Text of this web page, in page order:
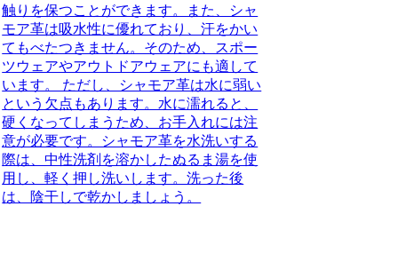
触りを保つことができます。また、シャ
モア革は吸水性に優れており、汗をかい
てもべたつきません。そのため、スポー
ツウェアやアウトドアウェアにも適して
います。 ただし、シャモア革は水に弱い
という欠点もあります。水に濡れると、
硬くなってしまうため、お手入れには注
意が必要です。シャモア革を水洗いする
際は、中性洗剤を溶かしたぬるま湯を使
用し、軽く押し洗いします。洗った後
は、陰干しで乾かしましょう。